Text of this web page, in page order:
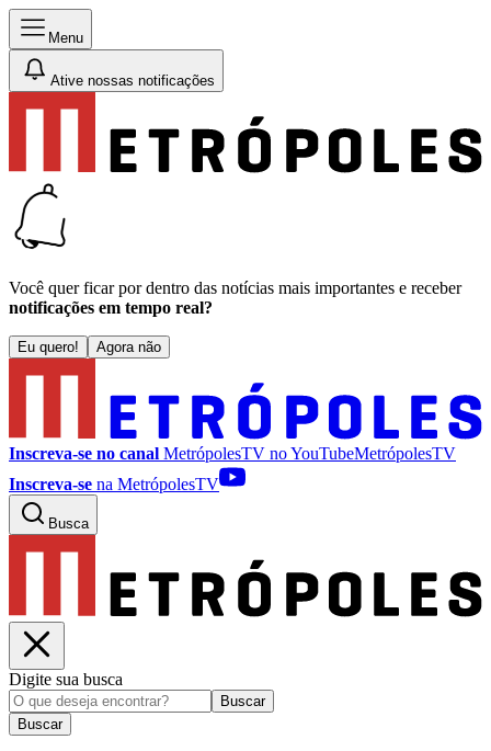
Menu
Ative nossas notificações
Você quer ficar por dentro das notícias mais importantes e receber
notificações em tempo real?
Eu quero! Agora não
Inscreva-se no canal MetrópolesTV noYouTubeMetrópolesTV
Inscreva-se na MetrópolesTV
Busca
Digite sua busca
Buscar
Buscar